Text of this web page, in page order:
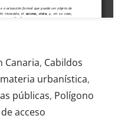
Canaria, Cabildos
urbanística,
públicas, Polígono
acceso